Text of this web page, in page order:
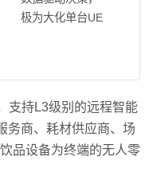
极为大化单台UE
支持L3级别的远程智能
务商、耗材供应商、场
品设备为终端的无人零